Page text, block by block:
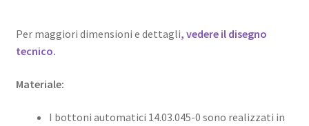
Per maggiori dimensioni e dettagli, vedere il disegno
tecnico.
Materiale:
I bottoni automatici 14.03.045-0 sono realizzati in